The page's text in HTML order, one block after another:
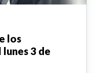
los
3 de